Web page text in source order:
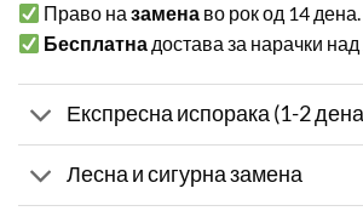
Право назамена во рок од 14 дена.
Бесплатна достава за нарачки над
Експресна испорака (1-2
Лесна и сигурна замена